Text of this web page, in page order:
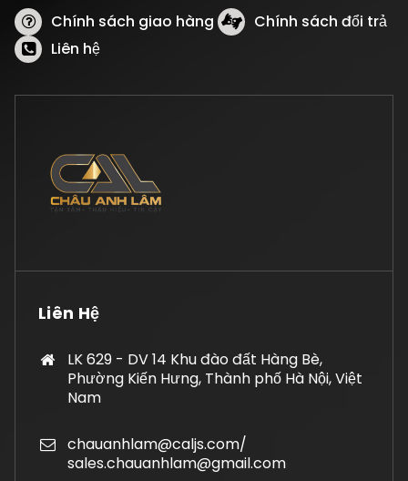
Chính sách giao hàng
Chính sách đổi trả
Liên hệ
Liên Hệ
LK 629 - DV 14 Khu đào đất Hàng Bè,
Phường Kiến Hưng, Thành phố Hà Nội, Việt
Nam
chauanhlam@caljs.com/
sales.chauanhlam@gmail.com